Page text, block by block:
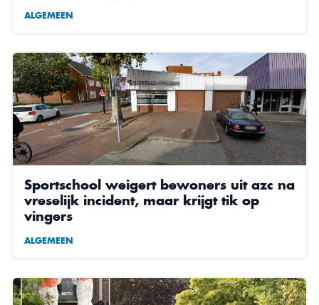
ALGEMEEN
Sportschool weigert bewoners uit azc na
vreselijk incident, maar krijgt tik op
vingers
ALGEMEEN